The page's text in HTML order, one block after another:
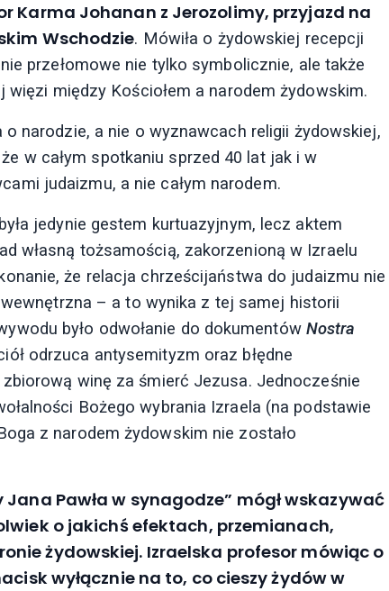
Karma Johanan z Jerozolimy, przyjazd na
Wschodzie. Mówiła o żydowskiej recepcji
przełomowe nie tylko symbolicznie, ale także
między Kościołem a narodem żydowskim.
narodzie, a nie o wyznawcach religii żydowskiej,
w całym spotkaniu sprzed 40 lat jak i w
judaizmu, a nie całym narodem.
jedynie gestem kurtuazyjnym, lecz aktem
własną tożsamością, zakorzenioną w Izraelu
że relacja chrześcijaństwa do judaizmu nie
– a to wynika z tej samej historii
było odwołanie do dokumentów Nostra
odrzuca antysemityzm oraz błędne
winę za śmierć Jezusa. Jednocześnie
Bożego wybrania Izraela (na podstawie
z narodem żydowskim nie zostało
Pawła w synagodze” mógł wskazywać
o jakichś efektach, przemianach,
żydowskiej. Izraelska profesor mówiąc o
wyłącznie na to, co cieszy żydów w